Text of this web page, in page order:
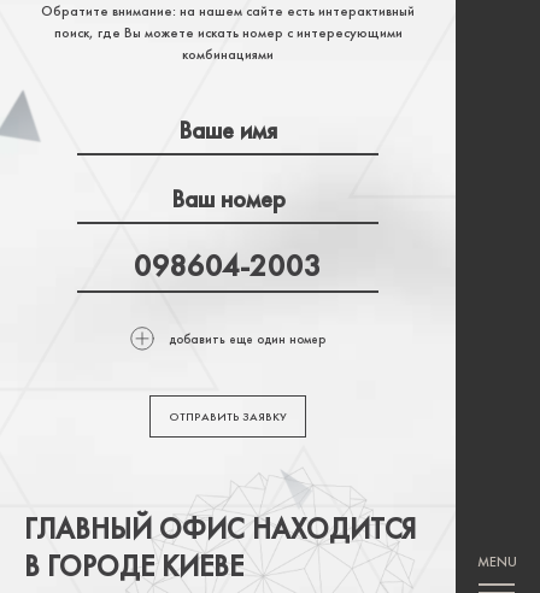
Обратите внимание: на нашем сайте есть интерактивный
поиск, где Вы можете искать номер с интересующими
комбинациями
добавить еще один номер
ОТПРАВИТЬ ЗАЯВКУ
ГЛАВНЫЙ ОФИС НАХОДИТСЯ
В ГОРОДЕ КИЕВЕ